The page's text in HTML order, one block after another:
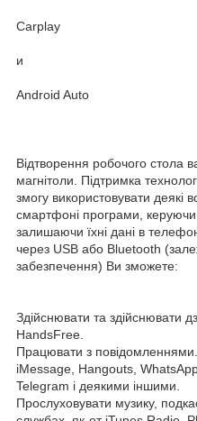
Carplay
и
Android Auto
Відтворення робочого стола
магнітоли. Підтримка
змогу використовувати деякі
смартфоні програми,
залишаючи їхні дані в
через USB або Bluetooth
забезпечення) Ви зможете:
Здійснювати та здійснювати
HandsFree.
Працювати з повідомленнями.
iMessage, Hangouts,
Telegram і деякими іншими.
Прослуховувати музику,